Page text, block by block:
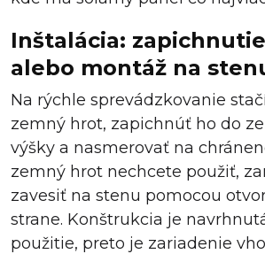
Inštalácia:
alebo montáž na
Na rýchle sprevádzkovanie
zemný hrot, zapichnúť ho do
výšky a nasmerovať na
zemný hrot nechcete použiť,
zavesiť na stenu pomocou
strane. Konštrukcia je
použitie, preto je zariadenie